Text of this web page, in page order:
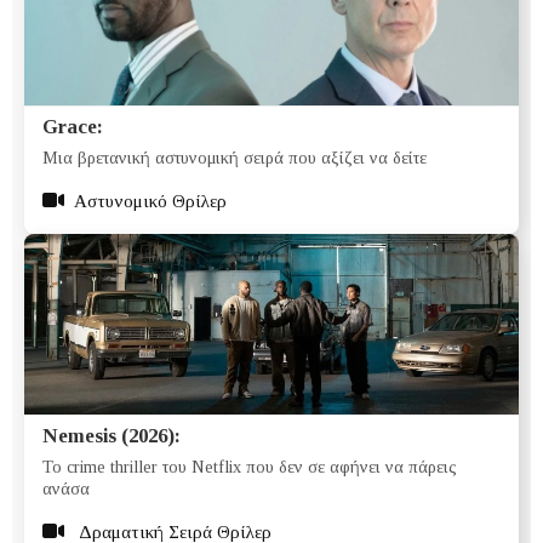
Grace:
Μια βρετανική αστυνομική σειρά που αξίζει να δείτε
Αστυνομικό Θρίλερ
Nemesis (2026):
Το crime thriller του Netflix που δεν σε αφήνει να πάρεις
ανάσα
Δραματική Σειρά Θρίλερ